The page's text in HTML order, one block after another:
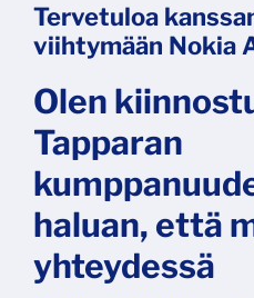
Tervetuloa
viihtymään Nokia
Olen
Tapparan
haluan, että
yhteydessä